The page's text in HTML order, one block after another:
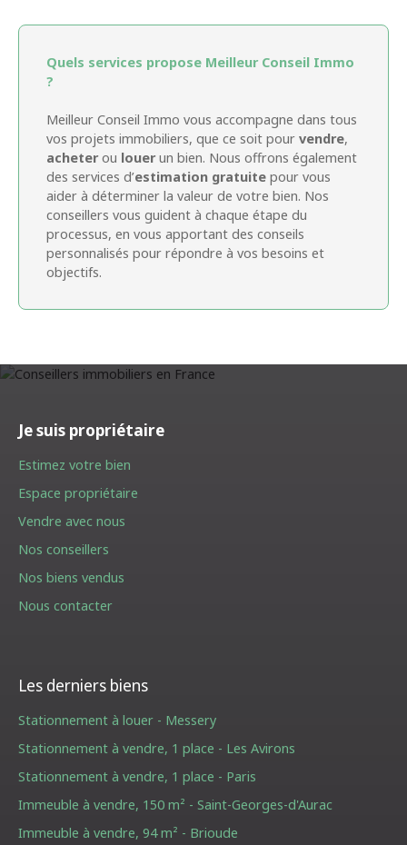
Quels services propose Meilleur Conseil Immo
?
Meilleur Conseil Immo vous accompagne dans tous
vos projets immobiliers, que ce soit pour vendre,
acheterou louerun bien. Nous offrons également
des services d’estimation gratuite pour vous
aider à déterminer la valeur de votre bien. Nos
conseillers vous guident à chaque étape du
processus, en vous apportant des conseils
personnalisés pour répondre à vos besoins et
objectifs.
Je suis propriétaire
Estimez votre bien
Espace propriétaire
Vendre avec nous
Nos conseillers
Nos biens vendus
Nous contacter
Les derniers biens
Stationnement à louer - Messery
Stationnement à vendre, 1 place - Les Avirons
Stationnement à vendre, 1 place - Paris
Immeuble à vendre, 150 m² - Saint-Georges-d'Aurac
Immeuble à vendre, 94 m² - Brioude